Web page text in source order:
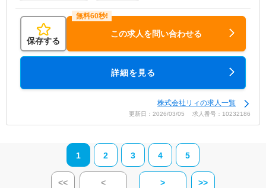
保存する
この求人を問い合わせる
詳細を見る
株式会社リィの求人一覧
更新日：2026/03/05 求人番号：10232186
1 2 3 4 5
<< < > >>